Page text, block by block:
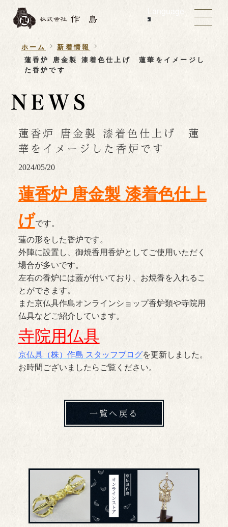
Language
ホーム
新着情報
蓮香炉 唐金製 漆着色仕上げ 蓮華をイメージし
た香炉です
蓮香炉 唐金製 漆着色仕上げ 蓮
華をイメージした香炉です
2024/05/20
蓮香炉 唐金製 漆着色仕上
げです。
蓮の形をした香炉です。
外陣に設置し、御焼香用香炉としてご使用いただく
場合が多いです。
左右の香炉には蓋が付いており、お焼香を入れるこ
とができます。
また京仏具作島オンラインショップ香炉類や寺院用
仏具などご紹介しています。
寺院用仏具
京仏具（株）作島 スタッフブログを更新しました。
お時間ございましたらご覧ください。
一覧へ戻る